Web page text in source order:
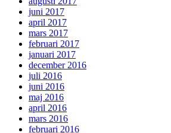
juni 2017
april 2017
mars 2017
februari 2017
januari 2017
december 2016
juli 2016
juni 2016
maj 2016
april 2016
mars 2016
februari 2016